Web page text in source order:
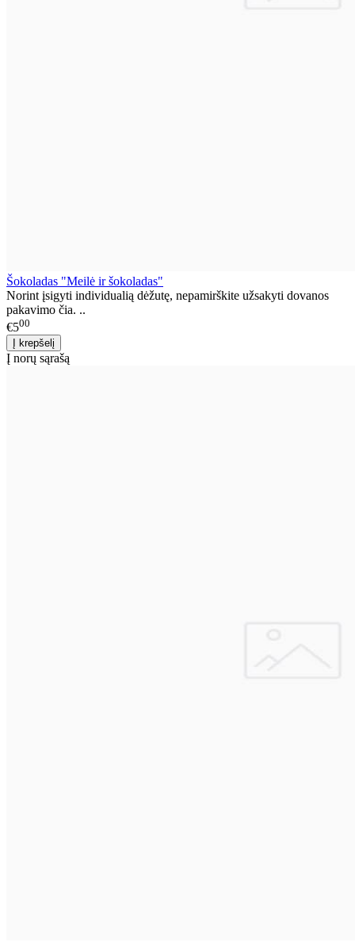
Šokoladas "Meilė ir šokoladas"
Norint įsigyti individualią dėžutę, nepamirškite užsakyti dovanos
pakavimo čia. ..
€500
Į norų sąrašą